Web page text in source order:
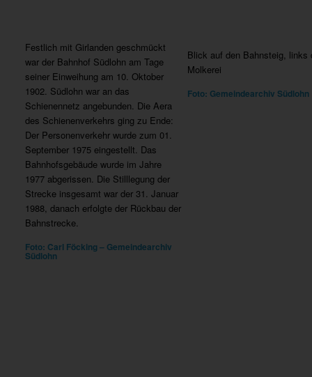
Festlich mit Girlanden geschmückt
war der Bahnhof Südlohn am Tage
seiner Einweihung am 10. Oktober
1902. Südlohn war an das
Schienennetz angebunden. Die Aera
des Schienenverkehrs ging zu Ende:
Der Personenverkehr wurde zum 01.
September 1975 eingestellt. Das
Bahnhofsgebäude wurde im Jahre
1977 abgerissen. Die Stilllegung der
Strecke insgesamt war der 31. Januar
1988, danach erfolgte der Rückbau der
Bahnstrecke.
Foto: Carl Föcking – Gemeindearchiv
Südlohn
Blick auf den Bahnsteig, links
Molkerei
Foto: Gemeindearchiv Südlohn